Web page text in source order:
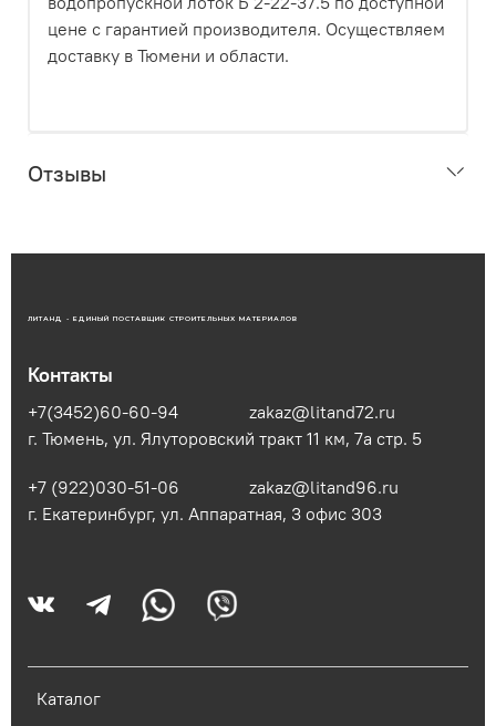
цене с гарантией производителя. Осуществляем
доставку в Тюмени и области.
Отзывы
ЛИТАНД - ЕДИНЫЙ ПОСТАВЩИК СТРОИТЕЛЬНЫХ МАТЕРИАЛОВ
Каталог
Контакты
+7(3452)60-60-94
zakaz@litand72.ru
г. Тюмень, ул. Ялуторовский тракт 11 км, 7а стр. 5
+7 (922)030-51-06
zakaz@litand96.ru
г. Екатеринбург, ул. Аппаратная, 3​ офис 303